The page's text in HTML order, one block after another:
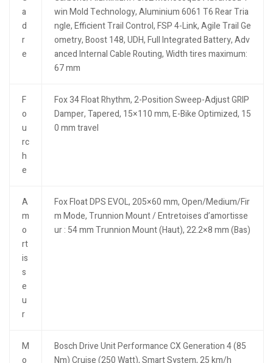
a
d
r
e
win Mold Technology, Aluminium 6061 T6 Rear Tria
ngle, Efficient Trail Control, FSP 4-Link, Agile Trail Ge
ometry, Boost 148, UDH, Full Integrated Battery, Adv
anced Internal Cable Routing, Width tires maximum:
67 mm
F
o
u
rc
h
e
Fox 34 Float Rhythm, 2-Position Sweep-Adjust GRIP
Damper, Tapered, 15×110 mm, E-Bike Optimized, 15
0 mm travel
A
m
o
rt
is
s
e
u
r
Fox Float DPS EVOL, 205×60 mm, Open/Medium/Fir
m Mode, Trunnion Mount / Entretoises d’amortisse
ur : 54 mm Trunnion Mount (Haut), 22.2×8 mm (Bas)
M
o
Bosch Drive Unit Performance CX Generation 4 (85
Nm) Cruise (250 Watt), Smart System, 25 km/h